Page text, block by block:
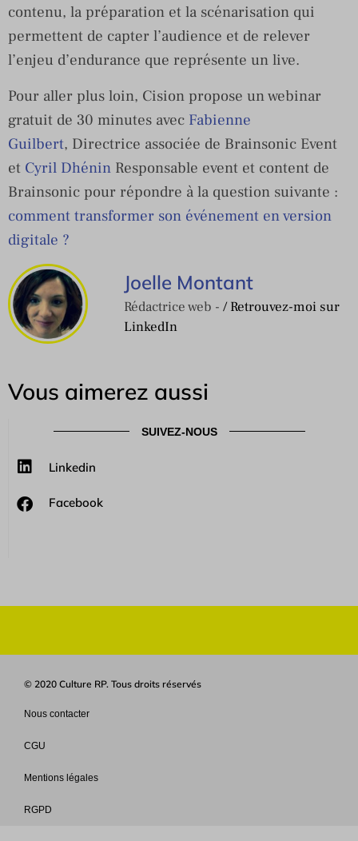
contenu, la préparation et la scénarisation qui
permettent de capter l’audience et de relever
l’enjeu d’endurance que représente un live.
Pour aller plus loin, Cision propose un webinar
gratuit de 30 minutes avec Fabienne
Guilbert, Directrice associée de Brainsonic Event
et Cyril Dhénin Responsable event et content de
Brainsonic pour répondre à la question suivante :
comment transformer son événement en version
digitale ?
Joelle Montant
Rédactrice web - / Retrouvez-moi sur
LinkedIn
Vous aimerez aussi
SUIVEZ-NOUS
Linkedin
Facebook
© 2020 Culture RP. Tous droits réservés
Nous contacter
CGU
Mentions légales
RGPD